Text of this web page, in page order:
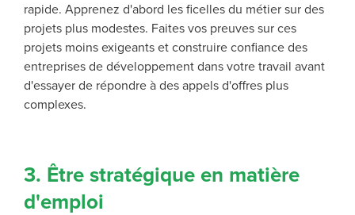
rapide. Apprenez d'abord les ficelles du métier sur des
projets plus modestes. Faites vos preuves sur ces
projets moins exigeants et construire confiance des
entreprises de développement dans votre travail avant
d'essayer de répondre à des appels d'offres plus
complexes.
3. Être stratégique en matière
d'emploi